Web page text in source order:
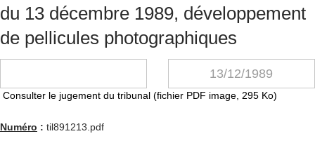
du 13 décembre 1989, développement
de pellicules photographiques
13/12/1989
Consulter le jugement du tribunal (fichier PDF image, 295 Ko)
Numéro : til891213.pdf